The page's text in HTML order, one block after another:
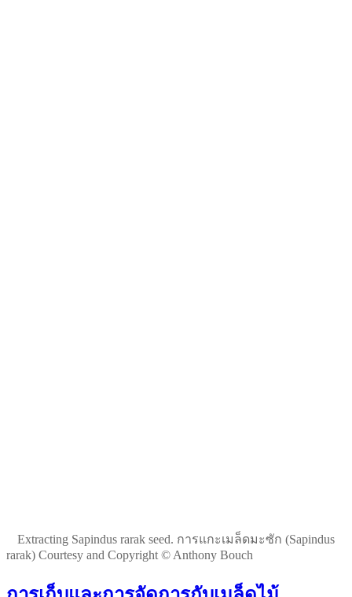
Extracting Sapindus rarak seed. การแกะเมล็ดมะซัก (Sapindus
rarak) Courtesy and Copyright © Anthony Bouch